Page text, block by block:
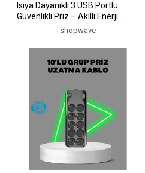
Isıya Dayanıklı 3 USB Portlu
Güvenlikli Priz – Akıllı Enerji
shopwave